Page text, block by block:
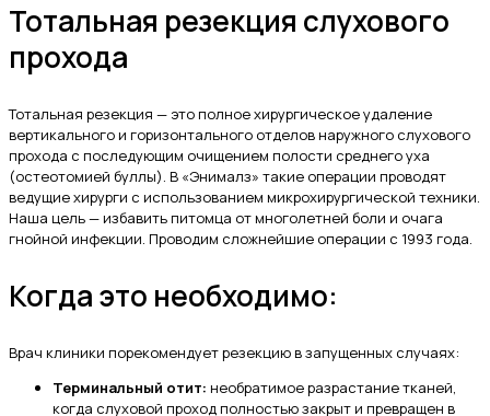
Тотальная резекция слухового
прохода
Тотальная резекция — это полное хирургическое удаление
вертикального и горизонтального отделов наружного слухового
прохода с последующим очищением полости среднего уха
(остеотомией буллы). В «Энималз» такие операции проводят
ведущие хирурги с использованием микрохирургической техники.
Наша цель — избавить питомца от многолетней боли и очага
гнойной инфекции. Проводим сложнейшие операции с 1993 года.
Когда это необходимо:
Врач клиники порекомендует резекцию в запущенных случаях:
Терминальный отит: необратимое разрастание тканей,
когда слуховой проход полностью закрыт и превращен в